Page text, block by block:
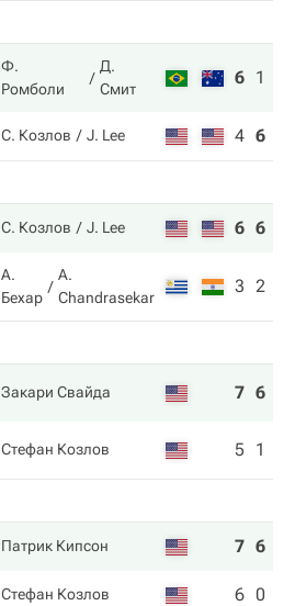
Ф.
Ромболи
Д.
Смит
6 1
С. Козлов J. Lee 4 6
С. Козлов J. Lee 6 6
А.
Бехар
A.
Chandrasekar
3 2
Закари Свайда 7 6
Стефан Козлов 5 1
Патрик Кипсон 7 6
Стефан Козлов 6 0